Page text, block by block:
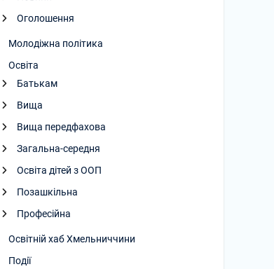
Оголошення
Молодіжна політика
Освіта
Батькам
Вища
Вища передфахова
Загальна-середня
Освіта дітей з ООП
Позашкільна
Професійна
Освітній хаб Хмельниччини
Події